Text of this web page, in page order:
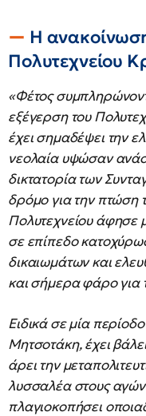
Η
Πολυτεχνείου
«Φέτος
εξέγερση του
έχει σημαδέψει την
νεολαία υψώσαν
δικτατορία των
δρόμο για την πτώση
Πολυτεχνείου άφησε
σε επίπεδο
δικαιωμάτων και
και σήμερα φάρο για
Ειδικά σε μία
Μητσοτάκη, έχει
άρει την
λυσσαλέα στους
πλαγιοκοπήσει